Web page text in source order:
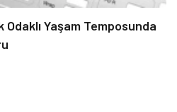
Yaşam Temposunda